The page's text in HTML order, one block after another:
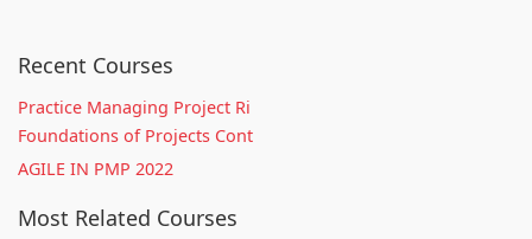
Recent Courses
Practice Managing Project Ri
Foundations of Projects Cont
AGILE IN PMP 2022
Most Related Courses